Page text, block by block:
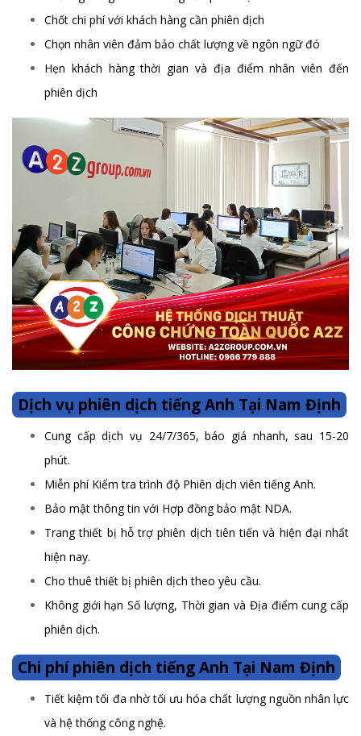
Chốt chi phí với khách hàng cần phiên dịch
Chọn nhân viên đảm bảo chất lượng về ngôn ngữ đó
Hẹn khách hàng thời gian và địa điểm nhân viên đến
phiên dịch
Dịch vụ phiên dịch tiếng Anh Tại Nam Định
Cung cấp dịch vụ 24/7/365, báo giá nhanh, sau 15-20
phút.
Miễn phí Kiểm tra trình độ Phiên dịch viên tiếng Anh.
Bảo mật thông tin với Hợp đồng bảo mật NDA.
Trang thiết bị hỗ trợ phiên dịch tiên tiến và hiện đại nhất
hiện nay.
Cho thuê thiết bị phiên dịch theo yêu cầu.
Không giới hạn Số lượng, Thời gian và Địa điểm cung cấp
phiên dịch.
Chi phí phiên dịch tiếng Anh Tại Nam Định
Tiết kiệm tối đa nhờ tối ưu hóa chất lượng nguồn nhân lực
và hệ thống công nghệ.